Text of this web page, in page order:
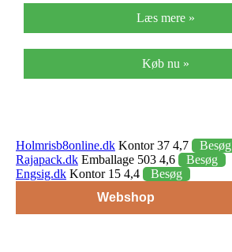
Læs mere »
Køb nu »
Holmrisb8online.dk Kontor 37 4,7
Besøg
Rajapack.dk Emballage 503 4,6
Besøg
Engsig.dk Kontor 15 4,4
Besøg
Webshop